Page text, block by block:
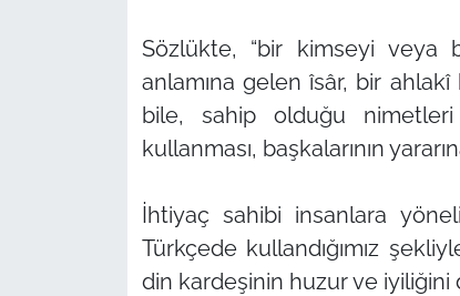
Sözlükte, “bir kimseyi veya
anlamına gelen îsâr, bir
bile, sahip olduğu nimetleri
kullanması, başkalarının
İhtiyaç sahibi insanlara
Türkçede kullandığımız
din kardeşinin huzur ve iyiliğini